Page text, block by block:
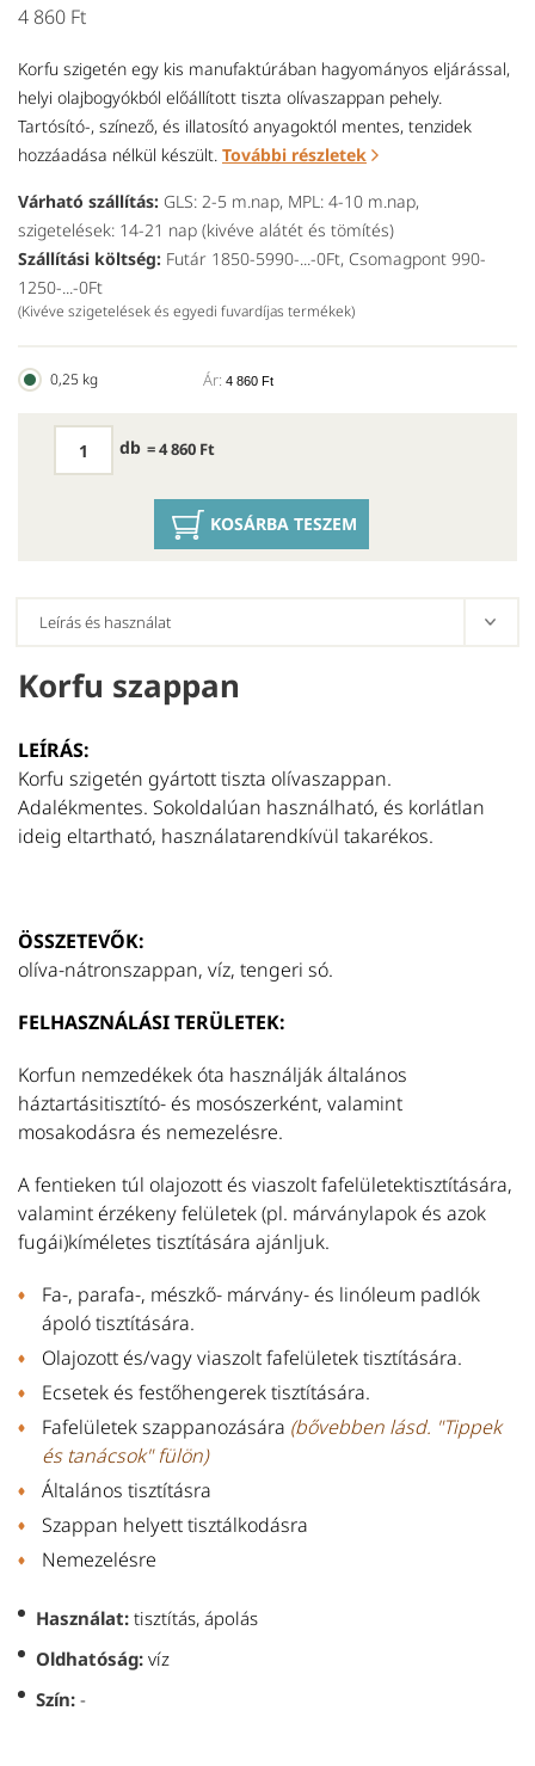
4 860 Ft
Korfu szigetén egy kis manufaktúrában hagyományos eljárással,
helyi olajbogyókból előállított tiszta olívaszappan pehely.
Tartósító-, színező, és illatosító anyagoktól mentes, tenzidek
hozzáadása nélkül készült. További részletek
Várható szállítás: GLS: 2-5 m.nap, MPL: 4-10 m.nap,
szigetelések: 14-21 nap (kivéve alátét és tömítés)
Szállítási költség: Futár 1850-5990-...-0Ft, Csomagpont 990-
1250-...-0Ft
(Kivéve szigetelések és egyedi fuvardíjas termékek)
0,25 kg Ár: 4 860 Ft
db = 4 860 Ft
KOSÁRBA TESZEM
Korfu szappan
LEÍRÁS:
Korfu szigetén gyártott tiszta olívaszappan.
Adalékmentes. Sokoldalúan használható, és korlátlan
ideig eltartható, használatarendkívül takarékos.
ÖSSZETEVŐK:
olíva-nátronszappan, víz, tengeri só.
FELHASZNÁLÁSI TERÜLETEK:
Korfun nemzedékek óta használják általános
háztartásitisztító- és mosószerként, valamint
mosakodásra és nemezelésre.
A fentieken túl olajozott és viaszolt fafelületektisztítására,
valamint érzékeny felületek (pl. márványlapok és azok
fugái)kíméletes tisztítására ajánljuk.
Fa-, parafa-, mészkő- márvány- és linóleum padlók
ápoló tisztítására.
Olajozott és/vagy viaszolt fafelületek tisztítására.
Ecsetek és festőhengerek tisztítására.
Fafelületek szappanozására (bővebben lásd. "Tippek
és tanácsok" fülön)
Általános tisztításra
Szappan helyett tisztálkodásra
Nemezelésre
Használat: tisztítás, ápolás
Oldhatóság: víz
Szín: -